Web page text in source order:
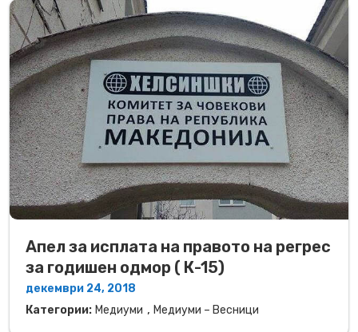
Апел за исплата на правото на регрес
за годишен одмор ( К-15)
декември 24, 2018
Категории: Медиуми , Медиуми – Весници